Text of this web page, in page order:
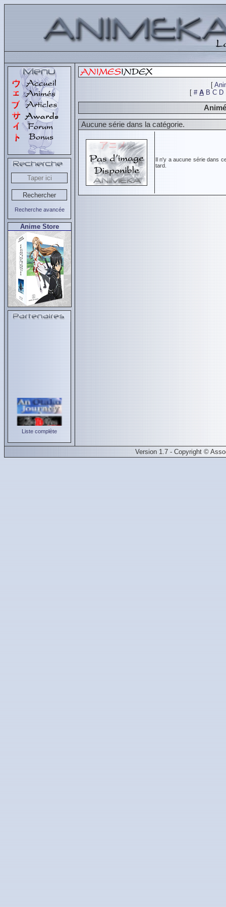
Recherche avancée
Anime Store
Liste complète
[
[ # A B C D
Aucune série dans la catégorie.
Il n'y a aucune série dans
tard.
Version 1.7 - Copyright ©